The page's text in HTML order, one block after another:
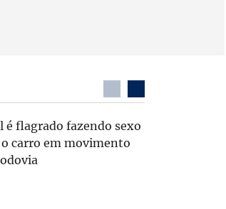
é flagrado fazendo sexo
carro em movimento